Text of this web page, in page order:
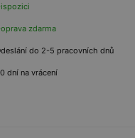
zdarma
do 2-5 pracovních dnů
dní na vrácení